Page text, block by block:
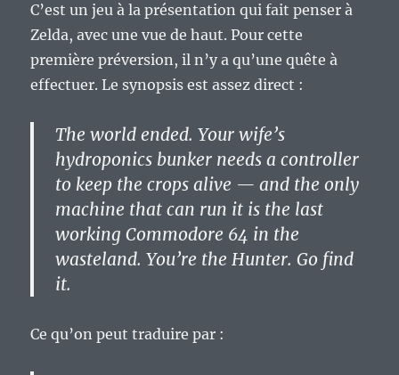
C’est un jeu à la présentation qui fait penser à
Zelda, avec une vue de haut. Pour cette
première préversion, il n’y a qu’une quête à
effectuer. Le synopsis est assez direct :
The world ended. Your wife’s
hydroponics bunker needs a controller
to keep the crops alive — and the only
machine that can run it is the last
working Commodore 64 in the
wasteland. You’re the Hunter. Go find
it.
Ce qu’on peut traduire par :